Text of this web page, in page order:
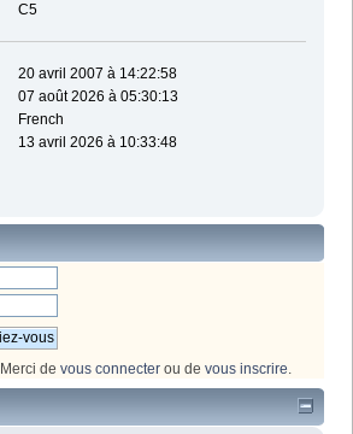
C5
20 avril 2007 à 14:22:58
07 août 2026 à 05:30:13
French
13 avril 2026 à 10:33:48
. Merci de vous connecter ou de vous inscrire